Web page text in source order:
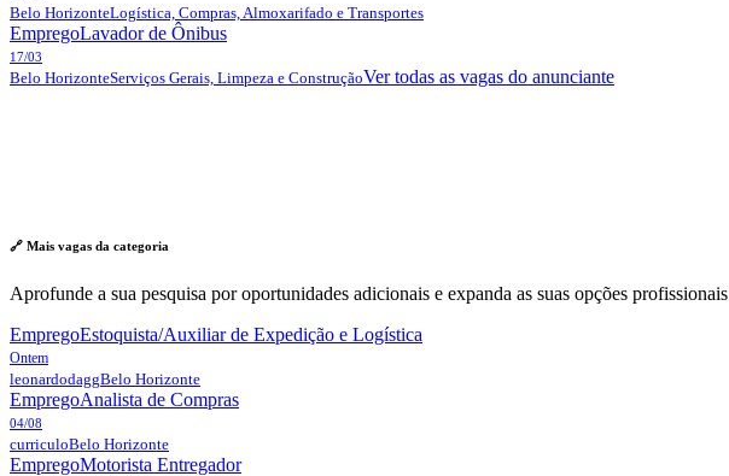
Belo HorizonteLogística, Compras, Almoxarifado e Transportes
EmpregoLavador de Ônibus
17/03
Belo HorizonteServiços Gerais, Limpeza e ConstruçãoVer todas as vagas do anunciante
🔗 Mais vagas da categoria
Aprofunde a sua pesquisa por oportunidades adicionais e expanda as suas opções profissionais
EmpregoEstoquista/Auxiliar de Expedição e Logística
Ontem
leonardodaggBelo Horizonte
EmpregoAnalista de Compras
04/08
curriculoBelo Horizonte
EmpregoMotorista Entregador